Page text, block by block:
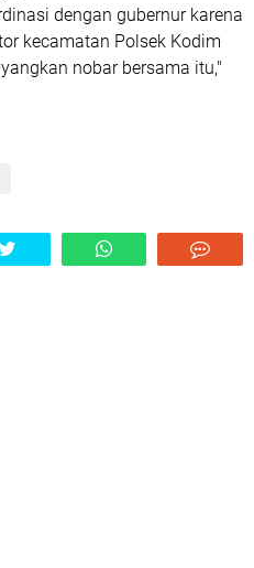
dengan gubernur karena
kecamatan Polsek Kodim
nobar bersama itu,"